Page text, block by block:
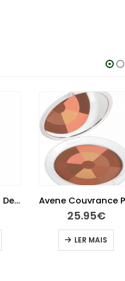
Epitact Epitheliu Dedeira Tl
25.95€
LER MAIS